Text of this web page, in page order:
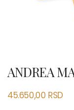
ANDREA
45.650,00 RSD